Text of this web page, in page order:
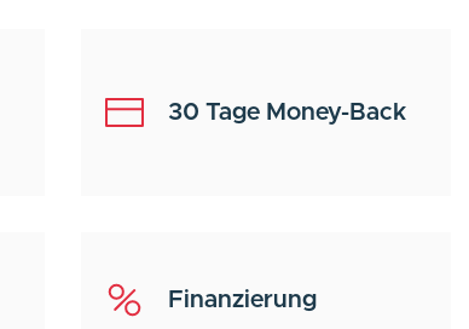
30 Tage Money-Back
Finanzierung